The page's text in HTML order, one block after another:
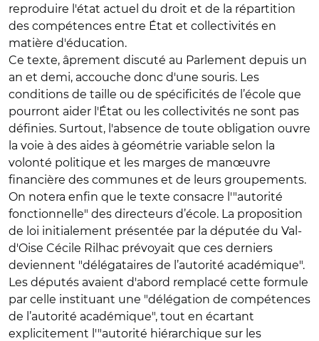
reproduire l'état actuel du droit et de la répartition
des compétences entre État et collectivités en
matière d'éducation.
Ce texte, âprement discuté au Parlement depuis un
an et demi, accouche donc d'une souris. Les
conditions de taille ou de spécificités de l’école que
pourront aider l'État ou les collectivités ne sont pas
définies. Surtout, l'absence de toute obligation ouvre
la voie à des aides à géométrie variable selon la
volonté politique et les marges de manœuvre
financière des communes et de leurs groupements.
On notera enfin que le texte consacre l'"autorité
fonctionnelle" des directeurs d’école. La proposition
de loi initialement présentée par la députée du Val-
d'Oise Cécile Rilhac prévoyait que ces derniers
deviennent "délégataires de l’autorité académique".
Les députés avaient d'abord remplacé cette formule
par celle instituant une "délégation de compétences
de l’autorité académique", tout en écartant
explicitement l'"autorité hiérarchique sur les